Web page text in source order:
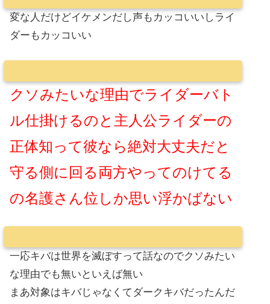
変な人だけどイケメンだし声もカッコいいしライ
ダーもカッコいい
クソみたいな理由でライダーバト
ル仕掛けるのと主人公ライダーの
正体知って彼なら絶対大丈夫だと
守る側に回る両方やってのけてる
の名護さん位しか思い浮かばない
一応キバは世界を滅ぼすって話なのでクソみたい
な理由でも無いといえば無い
まあ対象はキバじゃなくてダークキバだったんだ